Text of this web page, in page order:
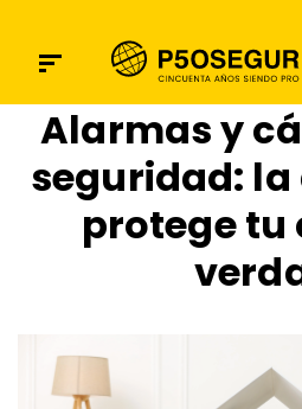
Alarmas y
seguridad:
protege tu